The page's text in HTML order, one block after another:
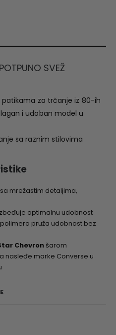
SVEŽ
za trčanje iz 80-ih
i udoban model u
sa raznim stilovima
mrežastim detaljima,
optimalnu udobnost
polimera pruža udobnost bez
Chevronšarom
nasleđe marke Converse u